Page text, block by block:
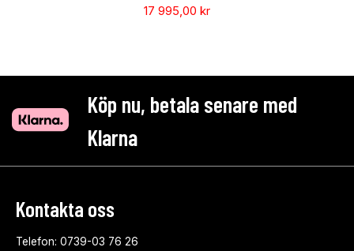
17 995,00 kr
Köp nu, betala senare med
Klarna
Kontakta oss
Telefon: 0739-03 76 26